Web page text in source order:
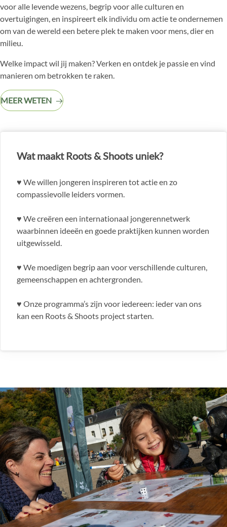
voor alle levende wezens, begrip voor alle culturen en
overtuigingen, en inspireert elk individu om actie te ondernemen
om van de wereld een betere plek te maken voor mens, dier en
milieu.
Welke impact wil jij maken? Verken en ontdek je passie en vind
manieren om betrokken te raken.
MEER WETEN
Wat maakt Roots & Shoots uniek?
♥ We willen jongeren inspireren tot actie en zo
compassievolle leiders vormen.
♥ We creëren een internationaal jongerennetwerk
waarbinnen ideeën en goede praktijken kunnen worden
uitgewisseld.
♥ We moedigen begrip aan voor verschillende culturen,
gemeenschappen en achtergronden.
♥ Onze programma’s zijn voor iedereen: ieder van ons
kan een Roots & Shoots project starten.